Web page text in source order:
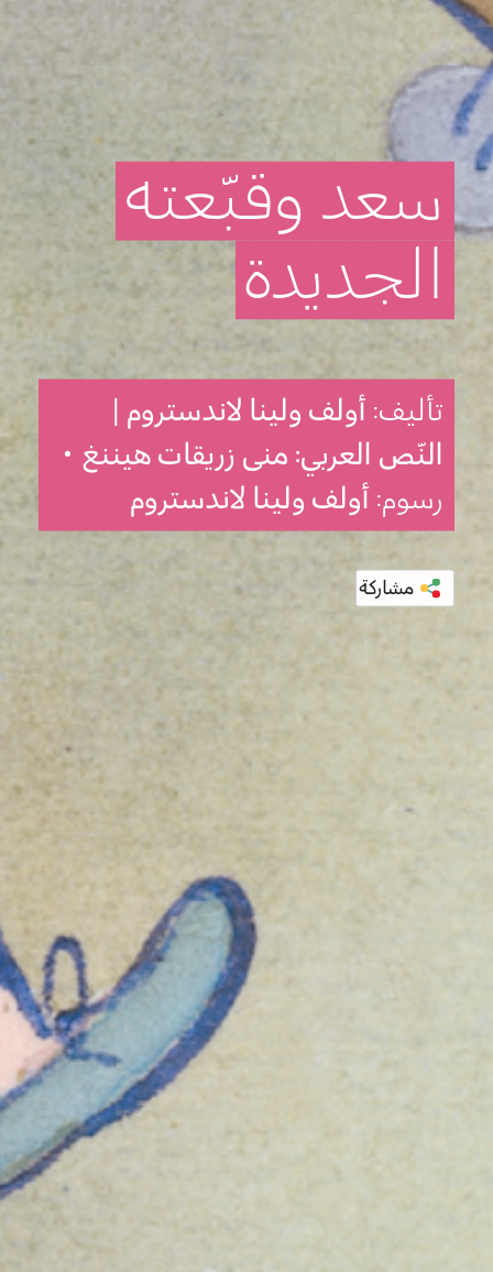
سعد وقبّعته
الجديدة
تأليف: أولف ولينا لاندستروم |
النّص العربي: منى زريقات هيننغ •
رسوم: أولف ولينا لاندستروم
مشاركة